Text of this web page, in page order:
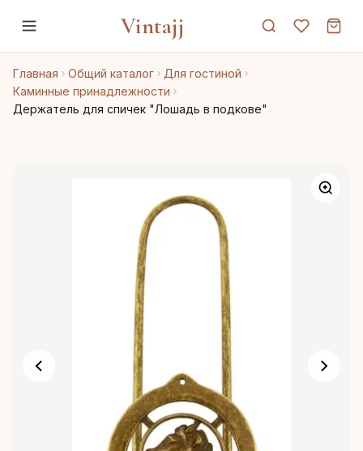
Vintajj
Главная Общий каталог
Для гостиной
Каминные принадлежности
Держатель для спичек "Лошадь в подкове"